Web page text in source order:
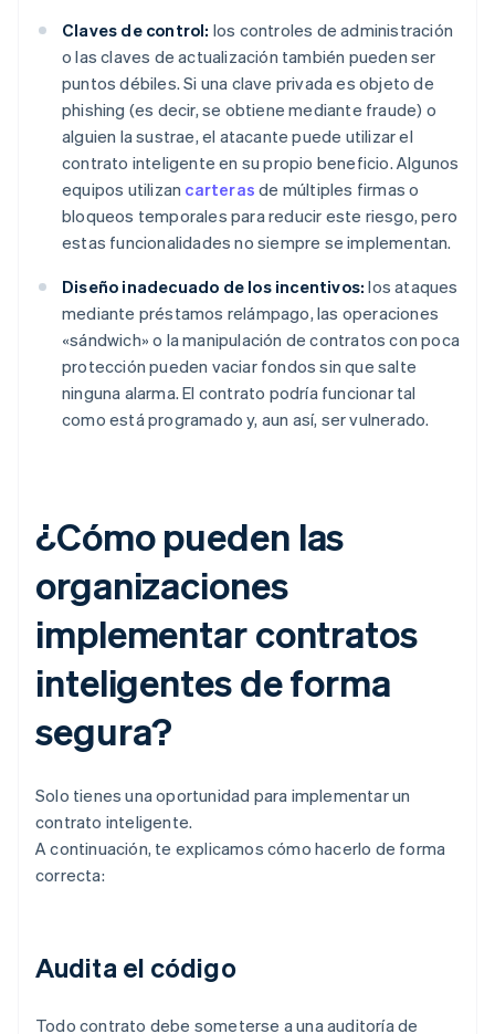
Claves de control: los controles de administración
o las claves de actualización también pueden ser
puntos débiles. Si una clave privada es objeto de
phishing (es decir, se obtiene mediante fraude) o
alguien la sustrae, el atacante puede utilizar el
contrato inteligente en su propio beneficio. Algunos
equipos utilizan carteras de múltiples firmas o
bloqueos temporales para reducir este riesgo, pero
estas funcionalidades no siempre se implementan.
Diseño inadecuado de los incentivos: los ataques
mediante préstamos relámpago, las operaciones
«sándwich» o la manipulación de contratos con poca
protección pueden vaciar fondos sin que salte
ninguna alarma. El contrato podría funcionar tal
como está programado y, aun así, ser vulnerado.
¿Cómo pueden las
organizaciones
implementar contratos
inteligentes de forma
segura?
Solo tienes una oportunidad para implementar un
contrato inteligente.
A continuación, te explicamos cómo hacerlo de forma
correcta:
Audita el código
Todo contrato debe someterse a una auditoría de